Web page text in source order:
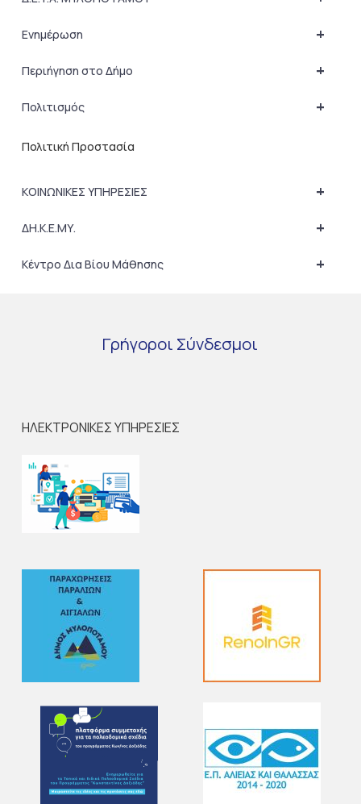
+
Ενημέρωση
+
Περιήγηση στο Δήμο
+
Πολιτισμός
Πολιτική Προστασία
+
ΚΟΙΝΩΝΙΚΕΣ ΥΠΗΡΕΣΙΕΣ
+
ΔΗ.Κ.Ε.ΜΥ.
+
Κέντρο Δια Βίου Μάθησης
Γρήγοροι Σύνδεσμοι
ΗΛΕΚΤΡΟΝΙΚΕΣ ΥΠΗΡΕΣΙΕΣ